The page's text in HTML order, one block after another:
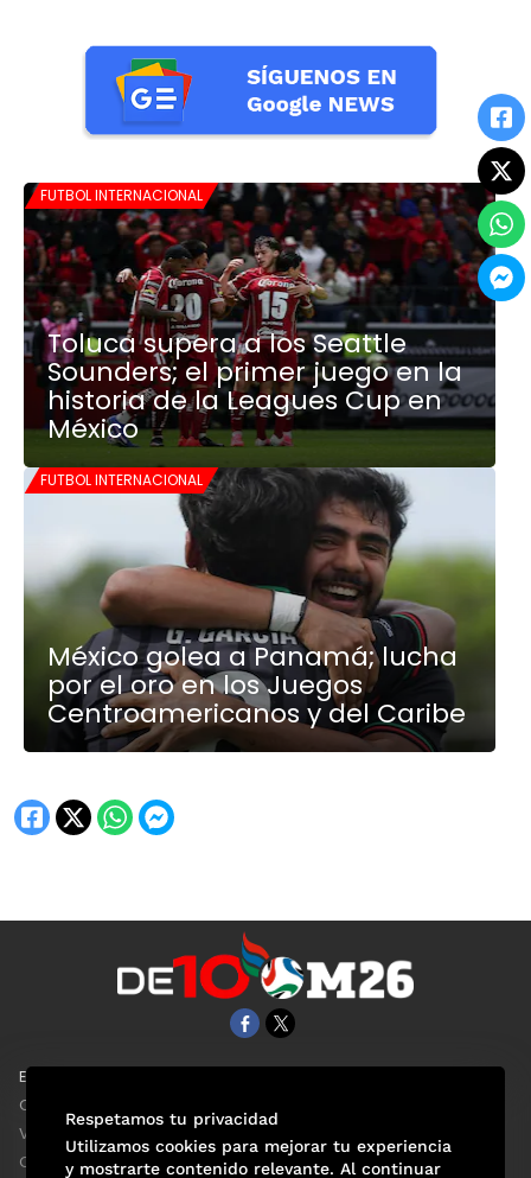
FUTBOL INTERNACIONAL
Toluca supera a los Seattle
Sounders; el primer juego en la
historia de la Leagues Cup en
México
FUTBOL INTERNACIONAL
México golea a Panamá; lucha
por el oro en los Juegos
Centroamericanos y del Caribe
EL UNIVERSAL
Clase
ViveUSA
Confabulario
Respetamos tu privacidad
Utilizamos cookies para mejorar tu experiencia
y mostrarte contenido relevante. Al continuar